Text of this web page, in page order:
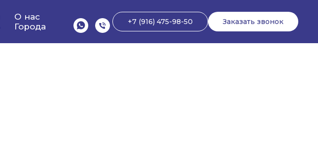
О нас
Города
+7 (916) 475-98-50 Заказать звонок